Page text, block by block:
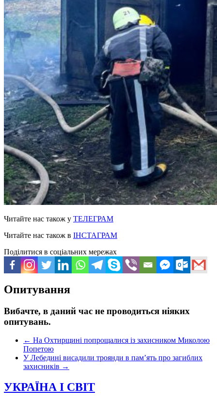
Читайте нас також у ТЕЛЕГРАМ
Читайте нас також в ІНСТАГРАМ
Поділитися в соціальних мережах
Опитування
Вибачте, в даний час не проводиться ніяких
опитувань.
← На Охтирщині попрощалися із захисником Миколою
Попетою
У Лебедині висадили троянди в пам’ять про загиблих
захисників →
УКРАЇНА І СВІТ